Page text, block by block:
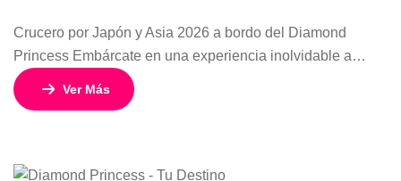
Crucero por Japón y Asia 2026 a bordo del Diamond
Princess Embárcate en una experiencia inolvidable a
bordo del elegante Diamond Princess y descubre lo mejor
de Japón y Asia en un espectacular crucero de 11 días y
[…]
Ver Más